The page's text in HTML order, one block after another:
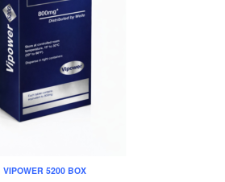
VIPOWER 5200 BOX